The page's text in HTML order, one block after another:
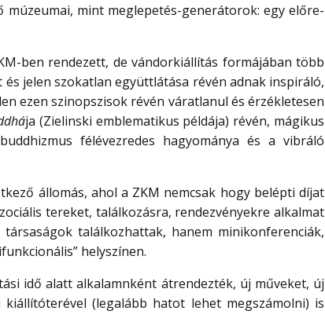
múzeumai, mint meglepetés-generátorok: egy előre-
ben rendezett, de vándorkiállítás formájában több
jelen szokatlan együttlátása révén adnak inspiráló,
ezen szinopszisok révén váratlanul és érzékletesen
ja (Zielinski emblematikus példája) révén, mágikus
félévezredes hagyománya és a vibráló
állomás, ahol a ZKM nemcsak hogy belépti díjat
tereket, találkozásra, rendezvényekre alkalmat
találkozhattak, hanem minikonferenciák,
helyszínen.
idő alatt alkalamnként átrendezték, új műveket, új
(legalább hatot lehet megszámolni) is